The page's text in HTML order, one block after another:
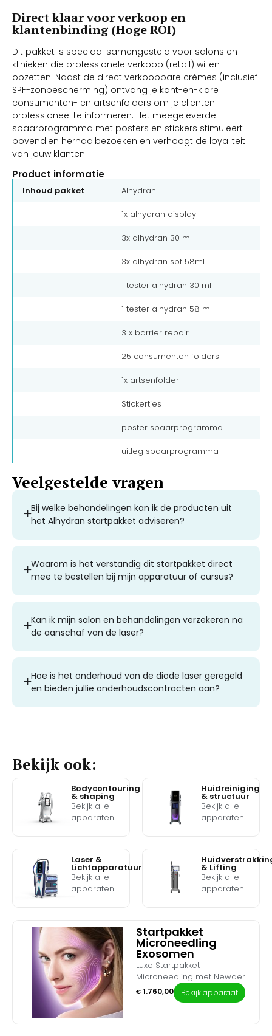
Direct klaar voor verkoop en
klantenbinding (Hoge ROI)
Dit pakket is speciaal samengesteld voor salons en
klinieken die professionele verkoop (retail) willen
opzetten. Naast de direct verkoopbare crèmes (inclusief
SPF-zonbescherming) ontvang je kant-en-klare
consumenten- en artsenfolders om je cliënten
professioneel te informeren. Het meegeleverde
spaarprogramma met posters en stickers stimuleert
bovendien herhaalbezoeken en verhoogt de loyaliteit
van jouw klanten.
Product informatie
Inhoud pakket Alhydran
1x alhydran display
3x alhydran 30 ml
3x alhydran spf 58ml
1 tester alhydran 30 ml
1 tester alhydran 58 ml
3 x barrier repair
25 consumenten folders
1x artsenfolder
Stickertjes
poster spaarprogramma
uitleg spaarprogramma
Veelgestelde vragen
Bij welke behandelingen kan ik de producten uit
het Alhydran startpakket adviseren?
Waarom is het verstandig dit startpakket direct
mee te bestellen bij mijn apparatuur of cursus?
Kan ik mijn salon en behandelingen verzekeren na
de aanschaf van de laser?
Hoe is het onderhoud van de diode laser geregeld
en bieden jullie onderhoudscontracten aan?
Bekijk ook:
Bodycontouring
& shaping
Bekijk alle
apparaten
Huidreiniging
& structuur
Bekijk alle
apparaten
Laser &
Lichtapparatuur
Bekijk alle
apparaten
& Lifting
Bekijk alle
apparaten
Startpakket
Microneedling
Exosomen
Luxe Startpakket
Microneedling met Newderm
Exosomen Lift – De ultieme
upgrade voor
€ 1.760,00 Bekijk apparaat